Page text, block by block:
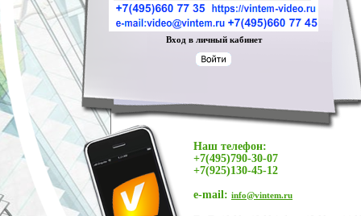
Вход в личный кабинет
Наш телефон:
+7(495)790-30-07
+7(925)130-45-12
e-mail: info@vintem.ru